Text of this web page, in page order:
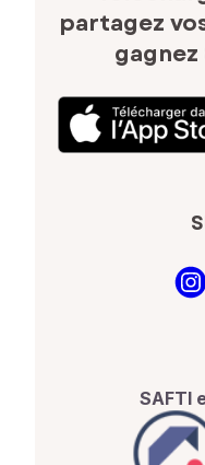
partagez
SAFTI